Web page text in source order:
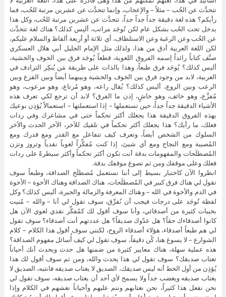
تتحدَّث عن الحُب – مثلاً – والإعجاب، وإنما تتحدَّث عن عشرين مرتبة للحُب، فما
رأيكم؟ هذه لغة دقيقة جداً جداً جداً، تتحدَّث عن عشرين مرتبة للحُب، وكل هذا
يدخل تحت الحُب بشكل عام لكن تُوجَد مراتب، أليس كذلك؟ هناك لغة تتحدَّث
عن الحُب وعن الرغبة وعن الاستلطاف، أي ثلاثة أو أربعة ألفاظ والسلام عليكم،
لكن اللغة العربية أدق من هذا، ولذلك مثل الإمام الجليل أبي هلال العسكري
صنَّف كتاباً رائداً إسمه الفروق اللغوية، قطعاً يُوجَد فرق بين الخوف والخشية،
أليس كذلك؟ يُوجَد فرق طبعاً، وهذا بالذات على طريقة مَن يُنكِر الترادف في
العربية، لابد من وجود فرق بين الخوف والخشية وبينهما أيضاً وبين الفزع وبين
الرعب وبين الروع، أليس كذلك؟ يُقال راعه، وهو مُرتاع، وهو مرعوب، وهو
مُفزَّع، وهو خائف، وهو خاشٍ، إذن ما الفرق؟ لابد أن ترجع لكي تعرف هذه
الأشياء الدقيقة جداً جداً، حين تستعملها – إذا استعملتها – استعمالاً يُؤذِن بوعيك
بهذه الفروق الدقيقة هذا يجعلك أكثر تحكماً حتى في مشاعرك وفي ردات
فعلك، ما رأيك؟ هذا يجعلك أكثر تحكماً في تلقيك للآخر، الآخر الحدث والآخر
السلوك من الشخص أيضاً، وتعرف كيف تتفاعل مع القدر ومع قدرك ومع
المُصيبة ومع النجاح ومع أي شيئ، إذا كنت مُفكِّراً لغوياً نقدياً وتروز وتزن
المُصطلَحات والمفهومات بدقة أنت تكون أكثر تحكماً وأكثر سيطرةً على ردات
فعلك وعلى موقفك ومن ثم تصوغ موقفك بدقة.
انظروا الآن كاختبار بسيط إلى أننا نستعمل مُصطلَح الصداقة، وطبعاً سوف
تقول لي هناك فرق كبير في المُصطلَحات، هناك الصداقة وهناك الأخوة – الأخوة
في الدم والأخوة في الله – وهناك المعرفة والزمالة والجيرة، أليس كذلك؟ وكل
لفظة تُوجَد على درجات فيجب أن نُفرِّق، سوف تقول لي أنا – والله – مُنيت
بخيبات كثيرة من أصدقائي، وأنا سوف أقول لك كمُفكِّر نقدي لغوي الآن هل
كانوا أصدقاءك حقاً؟ هل عدّوك صديقاً؟ هل عددتهم أنت أصدقاء؟ سوف تقول
لي هم طبعاً أصدقاء، هؤلاء أصدقاء الروح، لكنني سوف أقول هذا الكلام – كلام
الشوارع – لا يسوغ هنا، كُن دقيقاً، سوف تقول لي كيف أُسائل مفهوم الصداقة؟
هذه عملية سهلة، هناك معايير كثيرة من ضمنها هل حدث ويحدث أنك أحياناً
تغتاب صديقك؟ سوف تقول لي هذا يحدث والله، ومن ثم سوف أقول لك هذا
يُؤذِن من أول الخط أنه ليس صديقك، الصديق لا يغتاب صديقه فانتبه، الصديق لا
يغتاب صديقه ويغضب جداً ولا يسمح لأي أحد أن يغتاب صديقه، سوف تقول لي
نحن نفعل هذا كثيراً، نحن نغتابهم وننم عليهم وأحياناً نغشهم في الكلام وإذا